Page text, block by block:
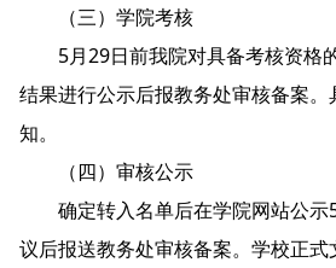
（三）学院考核
5月29日前我院对具备考核资格
结果进行公示后报教务处审核备案。
知。
（四）审核公示
确定转入名单后在学院网站公
议后报送教务处审核备案。学校正